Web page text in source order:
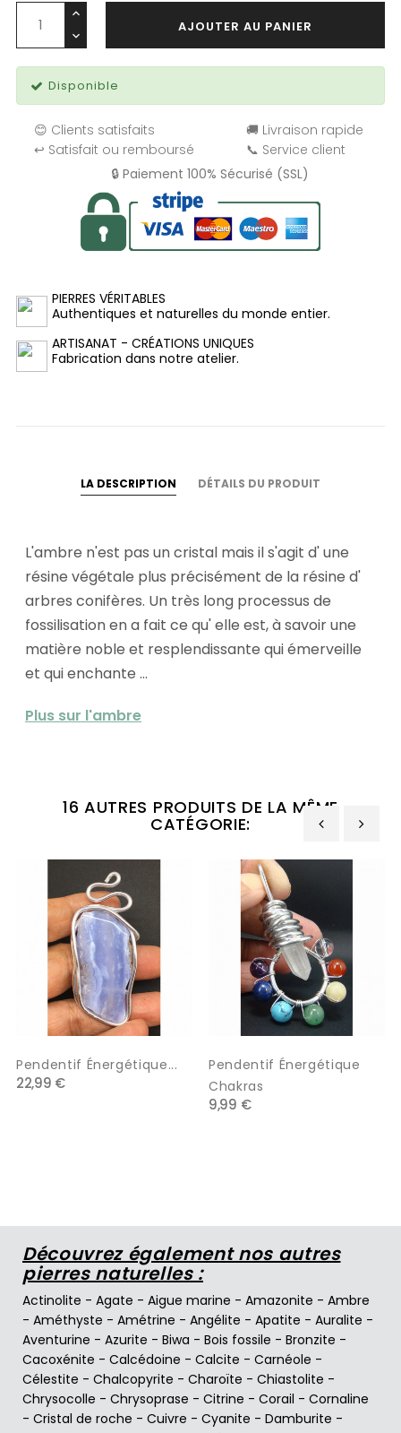
AJOUTER AU PANIER
Disponible
😊 Clients satisfaits
🚚 Livraison rapide
↩️ Satisfait ou remboursé
📞 Service client
🔒 Paiement 100% Sécurisé (SSL)
PIERRES VÉRITABLES
Authentiques et naturelles du monde entier.
ARTISANAT - CRÉATIONS UNIQUES
Fabrication dans notre atelier.
LA DESCRIPTION DÉTAILS DU PRODUIT
L'ambre n'est pas un cristal mais il s'agit d' une
résine végétale plus précisément de la résine d'
arbres conifères. Un très long processus de
fossilisation en a fait ce qu' elle est, à savoir une
matière noble et resplendissante qui émerveille
et qui enchante ...
Plus sur l'ambre
16 AUTRES PRODUITS DE LA MÊME
CATÉGORIE:
Pendentif Énergétique...
22,99 €
Pendentif Énergétique
Chakras
9,99 €
‹
Découvrez également nos autres
pierres naturelles :
Actinolite - Agate - Aigue marine - Amazonite - Ambre
- Améthyste - Amétrine - Angélite - Apatite - Auralite -
Aventurine - Azurite - Biwa - Bois fossile - Bronzite -
Cacoxénite - Calcédoine - Calcite - Carnéole -
Célestite - Chalcopyrite - Charoïte - Chiastolite -
Chrysocolle - Chrysoprase - Citrine - Corail - Cornaline
- Cristal de roche - Cuivre - Cyanite - Damburite -